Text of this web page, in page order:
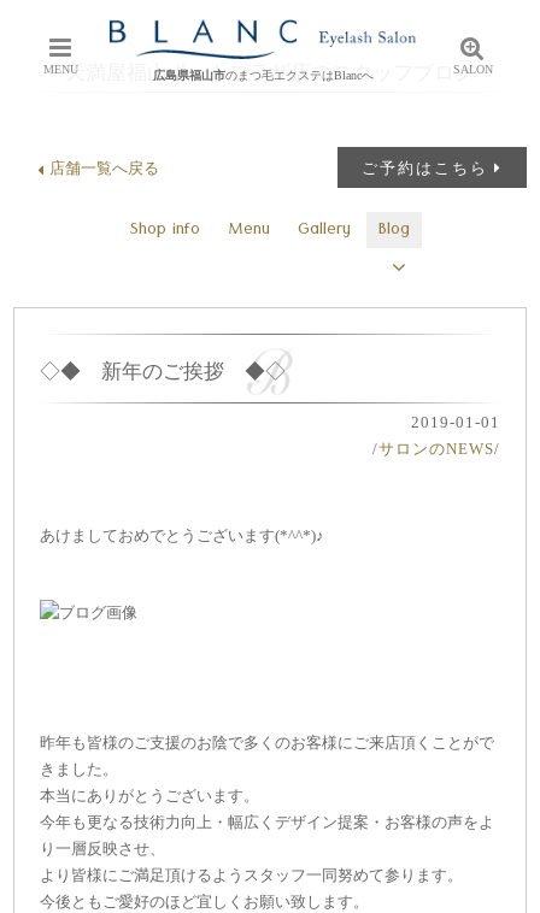
MENU 広島県福山市のまつ毛エクステはBlancへ SALON
天満屋福山ポートプラザ店のスタッフブログ
ご予約はこちら
店舗一覧へ戻る
Shop info Menu Gallery Blog
◇◆ 新年のご挨拶 ◆◇
2019-01-01
/サロンのNEWS/
あけましておめでとうございます(*^^*)♪
昨年も皆様のご支援のお陰で多くのお客様にご来店頂くことがで
きました。
本当にありがとうございます。
今年も更なる技術力向上・幅広くデザイン提案・お客様の声をよ
り一層反映させ、
より皆様にご満足頂けるようスタッフ一同努めて参ります。
今後ともご愛好のほど宜しくお願い致します。